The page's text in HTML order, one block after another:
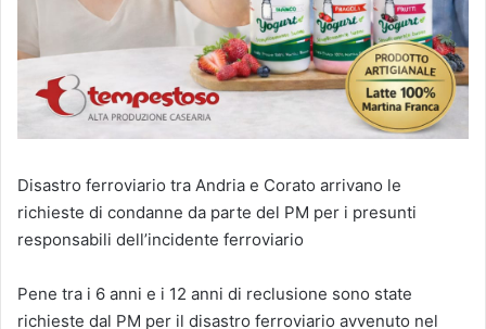
Disastro ferroviario tra Andria e Corato arrivano le
richieste di condanne da parte del PM per i presunti
responsabili dell’incidente ferroviario
Pene tra i 6 anni e i 12 anni di reclusione sono state
richieste dal PM per il disastro ferroviario avvenuto nel